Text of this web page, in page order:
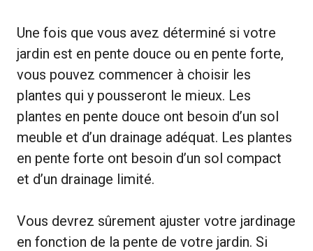
Une fois que vous avez déterminé si votre
jardin est en pente douce ou en pente forte,
vous pouvez commencer à choisir les
plantes qui y pousseront le mieux. Les
plantes en pente douce ont besoin d’un sol
meuble et d’un drainage adéquat. Les plantes
en pente forte ont besoin d’un sol compact
et d’un drainage limité.
Vous devrez sûrement ajuster votre jardinage
en fonction de la pente de votre jardin. Si